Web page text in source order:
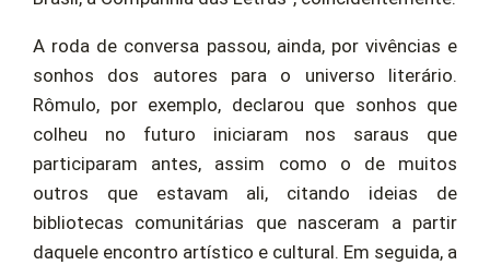
A roda de conversa passou, ainda, por vivências e
sonhos dos autores para o universo literário.
Rômulo, por exemplo, declarou que sonhos que
colheu no futuro iniciaram nos saraus que
participaram antes, assim como o de muitos
outros que estavam ali, citando ideias de
bibliotecas comunitárias que nasceram a partir
daquele encontro artístico e cultural. Em seguida, a